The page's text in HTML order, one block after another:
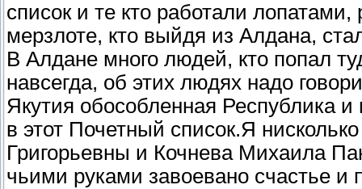
список и те кто работали
мерзлоте, кто выйдя из Алдана,
В Алдане много людей, кто попал
навсегда, об этих людях надо
Якутия обособленная Республика
в этот Почетный список.Я
Григорьевны и Кочнева Михаила
чьими руками завоевано счастье и